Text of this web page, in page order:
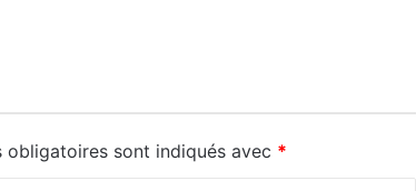
obligatoires sont indiqués avec *